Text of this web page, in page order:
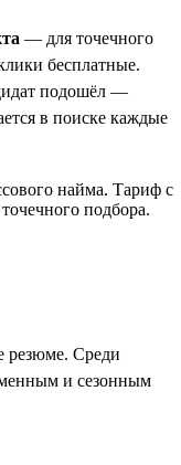
— для точечного
бесплатные.
подошёл —
в поиске каждые
резюме. Среди
и сезонным